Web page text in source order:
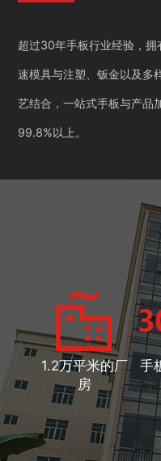
超过30年手板行业经验，
速模具与注塑、钣金以及多
艺结合，一站式手板与产品
99.8%以上。
1.2万平米的厂
房
手